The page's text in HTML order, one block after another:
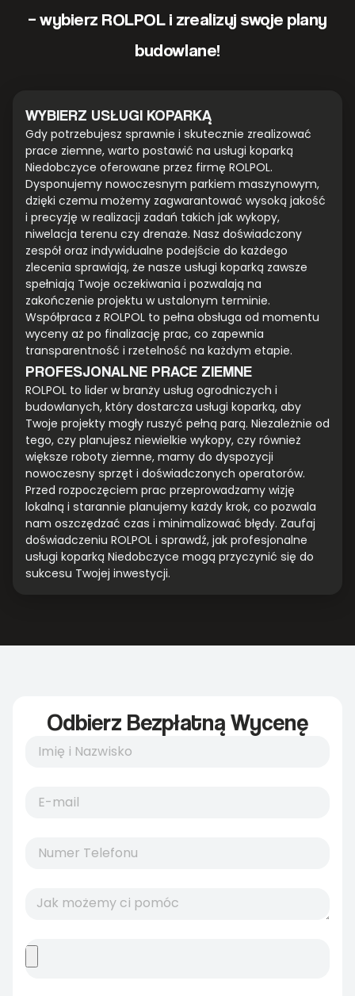
– wybierz ROLPOL i zrealizuj swoje plany
budowlane!
WYBIERZ USŁUGI KOPARKĄ
Gdy potrzebujesz sprawnie i skutecznie zrealizować
prace ziemne, warto postawić na usługi koparką
Niedobczyce oferowane przez firmę ROLPOL.
Dysponujemy nowoczesnym parkiem maszynowym,
dzięki czemu możemy zagwarantować wysoką jakość
i precyzję w realizacji zadań takich jak wykopy,
niwelacja terenu czy drenaże. Nasz doświadczony
zespół oraz indywidualne podejście do każdego
zlecenia sprawiają, że nasze usługi koparką zawsze
spełniają Twoje oczekiwania i pozwalają na
zakończenie projektu w ustalonym terminie.
Współpraca z ROLPOL to pełna obsługa od momentu
wyceny aż po finalizację prac, co zapewnia
transparentność i rzetelność na każdym etapie.
PROFESJONALNE PRACE ZIEMNE
ROLPOL to lider w branży usług ogrodniczych i
budowlanych, który dostarcza usługi koparką, aby
Twoje projekty mogły ruszyć pełną parą. Niezależnie od
tego, czy planujesz niewielkie wykopy, czy również
większe roboty ziemne, mamy do dyspozycji
nowoczesny sprzęt i doświadczonych operatorów.
Przed rozpoczęciem prac przeprowadzamy wizję
lokalną i starannie planujemy każdy krok, co pozwala
nam oszczędzać czas i minimalizować błędy. Zaufaj
doświadczeniu ROLPOL i sprawdź, jak profesjonalne
usługi koparką Niedobczyce mogą przyczynić się do
sukcesu Twojej inwestycji.
Odbierz Bezpłatną Wycenę